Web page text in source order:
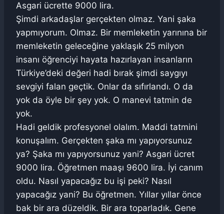
Asgari ücrette 9000 lira.
Şimdi arkadaşlar gerçekten olmaz. Yani şaka
yapmıyorum. Olmaz. Bir memleketin yarınına bir
memleketin geleceğine yaklaşık 25 milyon
insanı öğrenciyi hayata hazırlayan insanların
Türkiye’deki değeri hadi bırak şimdi saygıyı
sevgiyi falan geçtik. Onlar da sıfırlandı. O da
yok da öyle bir şey yok. O manevi tatmin de
yok.
Hadi geldik profesyonel olalım. Maddi tatmini
konuşalım. Gerçekten şaka mı yapıyorsunuz
ya? Şaka mı yapıyorsunuz yani? Asgari ücret
9000 lira. Öğretmen maaşı 9600 lira. İyi canım
oldu. Nasıl yapacağız bu işi peki? Nasıl
yapacağız yani? Bu öğretmen. Yıllar yıllar önce
bak bir ara düzeldik. Bir ara toparladık. Gene